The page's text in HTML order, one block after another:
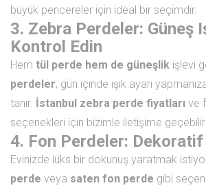
büyük pencereler için ideal bir seçimdir.
3. Zebra Perdeler: Güneş
Kontrol Edin
Hem tül perde hem de güneşlik işlevi
perdeler, gün içinde ışık ayarı
tanır. İstanbul zebra perde fiyatları ve
seçenekleri için bizimle iletişime
4. Fon Perdeler: Dekoratif
Evinizde lüks bir dokunuş yaratmak
perde veya saten fon perde gibi